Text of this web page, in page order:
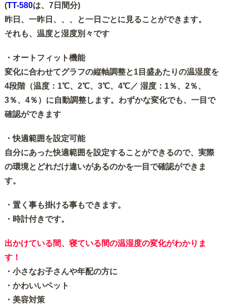
(TT-580は、7日間分)
昨日、一昨日、、、と一日ごとに見ることができます。
それも、温度と湿度別々です
・オートフィット機能
変化に合わせてグラフの縦軸調整と1目盛あたりの温湿度を
4段階（温度：1℃、2℃、3℃、4℃／ 湿度：1％、2％、
3％、4％）に自動調整します。わずかな変化でも、一目で
確認ができます
・快適範囲を設定可能
自分にあった快適範囲を設定することができるので、実際
の環境とどれだけ違いがあるのかを一目で確認ができま
す。
・置く事も掛ける事もできます。
・時計付きです。
出かけている間、寝ている間の温湿度の変化がわかりま
す！
・小さなお子さんや年配の方に
・かわいいペット
・美容対策